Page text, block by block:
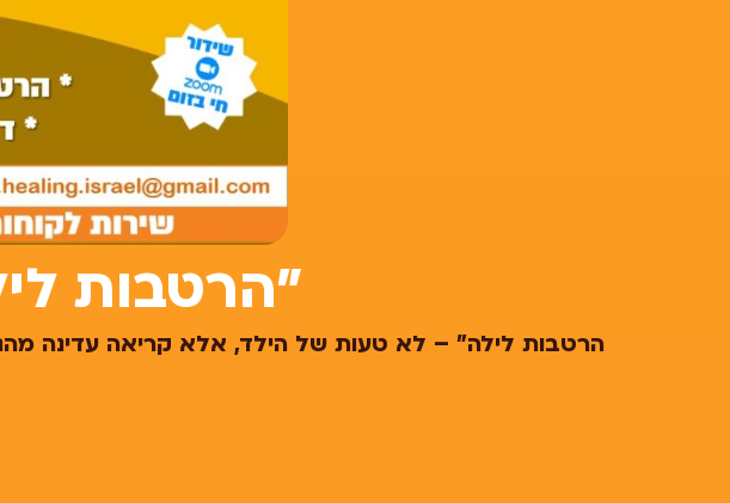
"הרטבות
הרטבות לילה" – לא טעות של הילד, אלא קריאה עדינה